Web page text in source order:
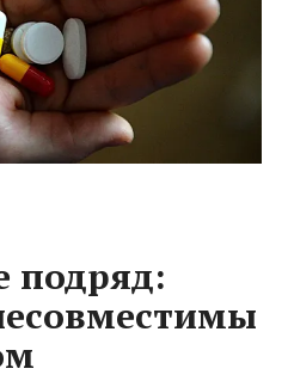
подряд: